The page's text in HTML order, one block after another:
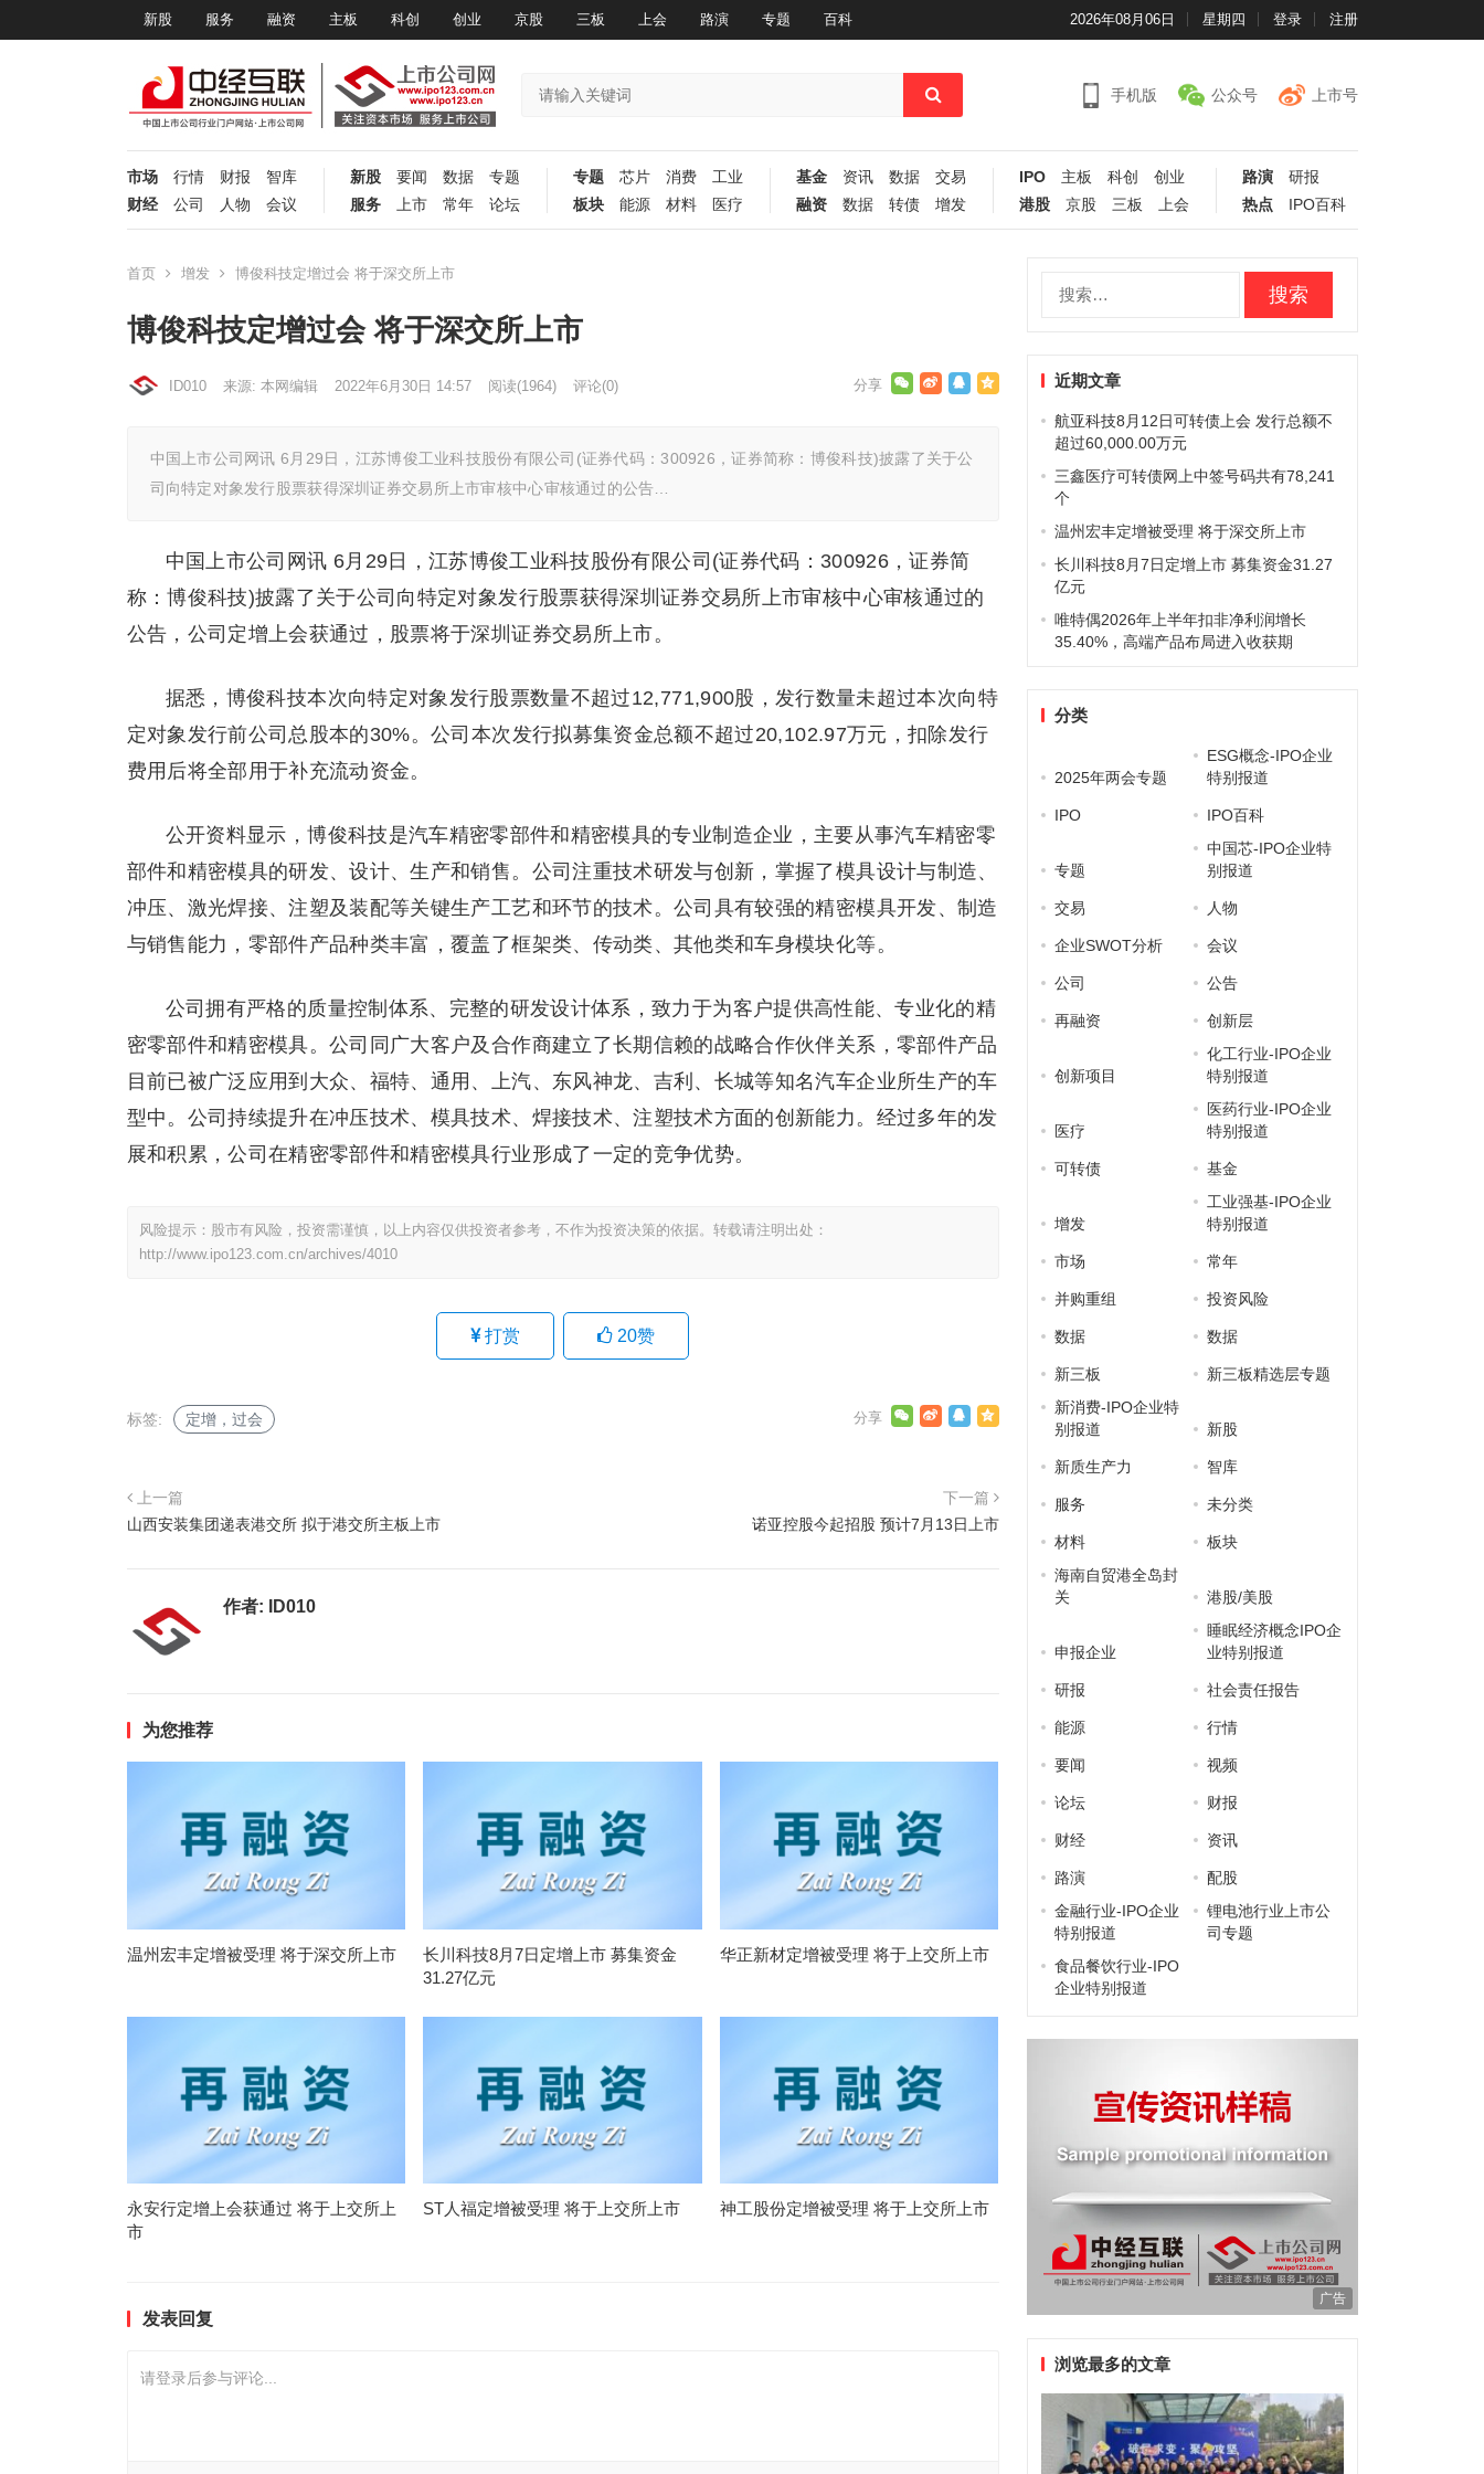
新股 服务 融资 主板 科创 创业 京股 三板 上会 路演 专题 百科 2026年08月06日 星期四 登录 注册
手机版 公众号 上市号
市场 行情 财报
智库
财经
公司 人物 会议
新股 要闻 数据
专题
服务
上市 常年 论坛
专题 芯片 消费
工业
板块
能源 材料 医疗
基金 资讯 数据
交易
融资
数据 转债 增发
IPO 主板 科创
创业
港股
京股 三板 上会
路演
研报
热点
IPO百科
首页 增发 博俊科技定增过会 将于深交所上市
博俊科技定增过会 将于深交所上市
ID010 来源: 本网编辑 2022年6月30日 14:57 阅读(1964) 评论(0)
中国上市公司网讯 6月29日，江苏博俊工业科技股份有限公司(证券代码：300926，证券简称：博俊科技)披露了关于公
司向特定对象发行股票获得深圳证券交易所上市审核中心审核通过的公告…
中国上市公司网讯 6月29日，江苏博俊工业科技股份有限公司(证券代码：300926，证券简
称：博俊科技)披露了关于公司向特定对象发行股票获得深圳证券交易所上市审核中心审核通过的
公告，公司定增上会获通过，股票将于深圳证券交易所上市。
据悉，博俊科技本次向特定对象发行股票数量不超过12,771,900股，发行数量未超过本次向特
定对象发行前公司总股本的30%。公司本次发行拟募集资金总额不超过20,102.97万元，扣除发行
费用后将全部用于补充流动资金。
公开资料显示，博俊科技是汽车精密零部件和精密模具的专业制造企业，主要从事汽车精密零
部件和精密模具的研发、设计、生产和销售。公司注重技术研发与创新，掌握了模具设计与制造、
冲压、激光焊接、注塑及装配等关键生产工艺和环节的技术。公司具有较强的精密模具开发、制造
与销售能力，零部件产品种类丰富，覆盖了框架类、传动类、其他类和车身模块化等。
公司拥有严格的质量控制体系、完整的研发设计体系，致力于为客户提供高性能、专业化的精
密零部件和精密模具。公司同广大客户及合作商建立了长期信赖的战略合作伙伴关系，零部件产品
目前已被广泛应用到大众、福特、通用、上汽、东风神龙、吉利、长城等知名汽车企业所生产的车
型中。公司持续提升在冲压技术、模具技术、焊接技术、注塑技术方面的创新能力。经过多年的发
展和积累，公司在精密零部件和精密模具行业形成了一定的竞争优势。
风险提示：股市有风险，投资需谨慎，以上内容仅供投资者参考，不作为投资决策的依据。转载请注明出处：
http://www.ipo123.com.cn/archives/4010
打赏 20赞
标签: 定增，过会
上一篇
山西安装集团递表港交所 拟于港交所主板上市
下一篇
诺亚控股今起招股 预计7月13日上市
作者: ID010
为您推荐
温州宏丰定增被受理 将于深交所上市
长川科技8月7日定增上市 募集资金
31.27亿元
华正新材定增被受理 将于上交所上市
永安行定增上会获通过 将于上交所上
市
ST人福定增被受理 将于上交所上市 神工股份定增被受理 将于上交所上市
发表回复
请登录后参与评论...
近期文章
航亚科技8月12日可转债上会 发行总额不
超过60,000.00万元
三鑫医疗可转债网上中签号码共有78,241
个
温州宏丰定增被受理 将于深交所上市
长川科技8月7日定增上市 募集资金31.27
亿元
唯特偶2026年上半年扣非净利润增长
35.40%，高端产品布局进入收获期
分类
2025年两会专题
ESG概念-IPO企业
特别报道
IPO IPO百科
专题
中国芯-IPO企业特
别报道
交易 人物
企业SWOT分析 会议
公司 公告
再融资 创新层
创新项目
化工行业-IPO企业
特别报道
医疗
医药行业-IPO企业
特别报道
可转债 基金
增发
工业强基-IPO企业
特别报道
市场 常年
并购重组 投资风险
数据 数据
新三板
新三板精选层专题
新消费-IPO企业特
别报道
新股
新质生产力 智库
服务 未分类
材料
板块
海南自贸港全岛封
关
港股/美股
申报企业
睡眠经济概念IPO企
业特别报道
研报 社会责任报告
能源 行情
要闻 视频
论坛 财报
财经 资讯
路演
配股
金融行业-IPO企业
特别报道
锂电池行业上市公
司专题
食品餐饮行业-IPO
企业特别报道
广告
浏览最多的文章